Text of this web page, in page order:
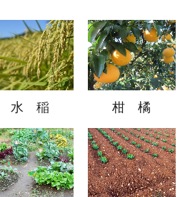
水 稲 柑 橘